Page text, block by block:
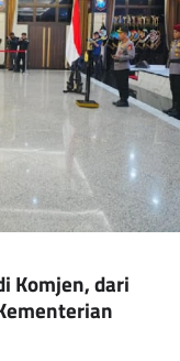
Komjen, dari